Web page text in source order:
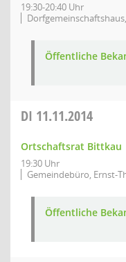
19:30-20:40 Uhr
Öffentliche
DI 11.11.2014
Ortschaftsrat Bittkau
19:30 Uhr
Gemeindebüro, Ernst-
Öffentliche